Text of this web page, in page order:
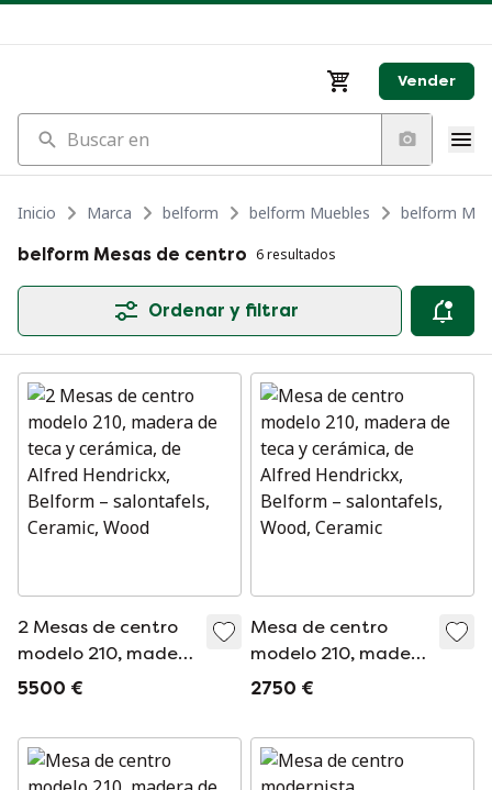
Vender
Buscar en
Inicio Marca belform belform Muebles
belform
belform Mesas de centro 6 resultados
Ordenar y filtrar
2 Mesas de centro
modelo 210, madera
de teca y cerámica,
Belform
5500 €
Mesa de centro
modelo 210, madera
de teca y cerámica,
Belform
2750 €